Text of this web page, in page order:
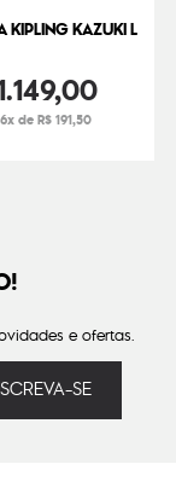
KIPLING KAZUKI L
.149,00
de R$ 191,50
e ofertas.